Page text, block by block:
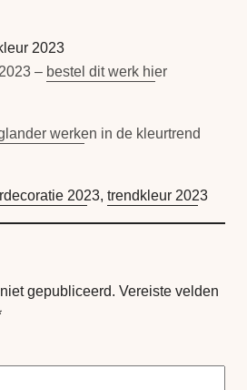
– bestel dit werk hier
werken in de kleurtrend
2023, trendkleur 2023
gepubliceerd. Vereiste velden